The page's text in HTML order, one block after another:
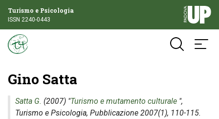
Turismo e Psicologia
ISSN 2240-0443
Gino Satta
Satta G. (2007) "Turismo e mutamento culturale ",
Turismo e Psicologia, Pubblicazione 2007(1), 110-115.